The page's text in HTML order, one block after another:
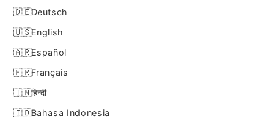
Deutsch
English
Español
Français
हिन्दी
Bahasa Indonesia